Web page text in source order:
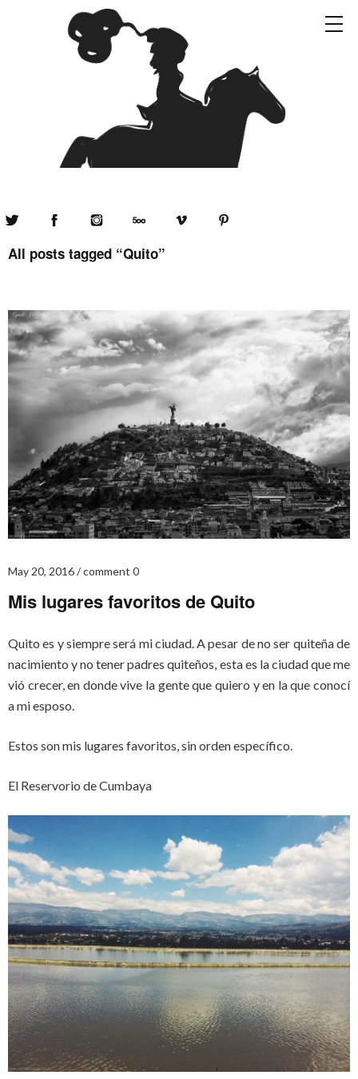
All posts tagged “Quito”
May 20, 2016 comment 0
Mis lugares favoritos de Quito
Quito es y siempre será mi ciudad. A pesar de no ser quiteña de
nacimiento y no tener padres quiteños, esta es la ciudad que me
vió crecer, en donde vive la gente que quiero y en la que conocí
a mi esposo.
Estos son mis lugares favoritos, sin orden específico.
El Reservorio de Cumbaya